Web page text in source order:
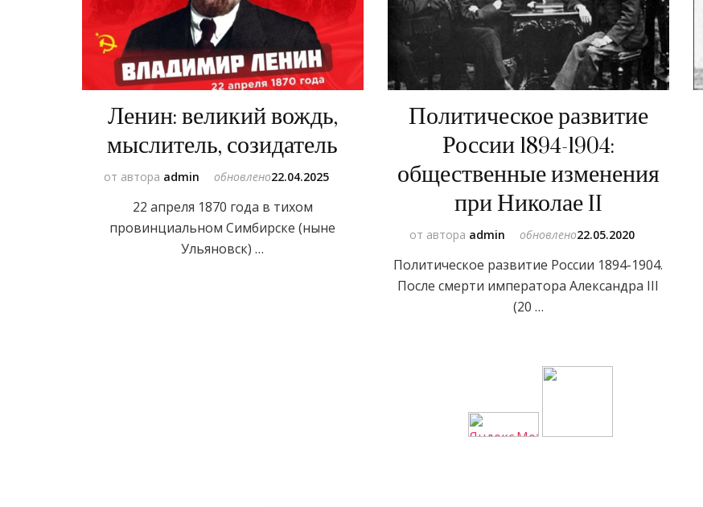
Ленин: великий вождь,
мыслитель, созидатель
от автора admin обновлено22.04.2025
22 апреля 1870 года в тихом
провинциальном Симбирске (ныне
Ульяновск) …
Политическое развитие
России 1894-1904:
общественные изменения
при Николае II
от автора admin обновлено22.05.2020
Политическое развитие России 1894-1904.
После смерти императора Александра III
(20 …